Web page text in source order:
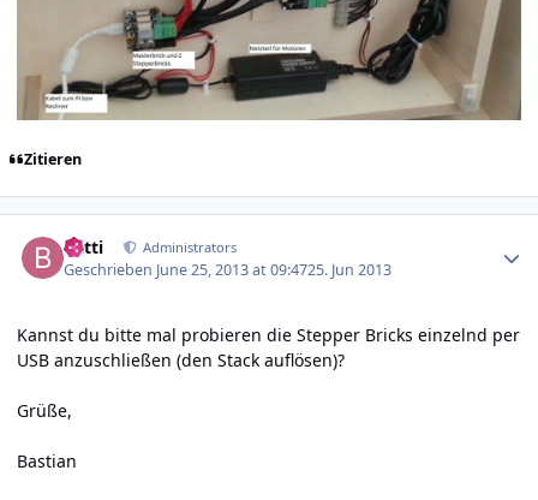
Zitieren
batti Administrators
Geschrieben June 25, 2013 at 09:4725. Jun 2013
Kannst du bitte mal probieren die Stepper Bricks einzelnd per
USB anzuschließen (den Stack auflösen)?
Grüße,
Bastian